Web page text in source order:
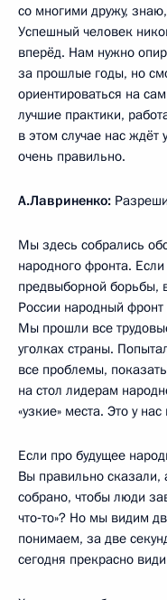
со многими дружу,
Успешный человек
вперёд. Нам нужно
за прошлые годы, но
ориентироваться на
лучшие практики,
в этом случае нас
очень правильно.
А.Лавриненко:
Мы здесь собрались
народного фронта.
предвыборной борьбы,
России народный
Мы прошли все
уголках страны.
все проблемы,
на стол лидерам
«узкие» места. Это у
Если про будущее
Вы правильно сказали,
собрано, чтобы люди
что‑то»? Но мы видим
понимаем, за две
сегодня прекрасно